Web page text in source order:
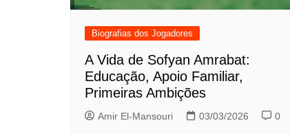
Biografias dos Jogadores
A Vida de Sofyan Amrabat:
Educação, Apoio Familiar,
Primeiras Ambições
Amir El-Mansouri 03/03/2026 0